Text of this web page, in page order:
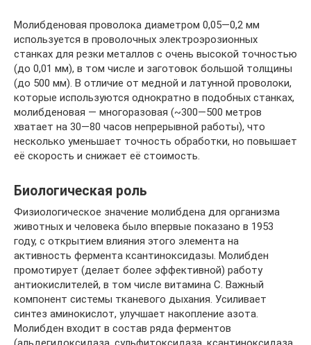
Молибденовая проволока диаметром 0,05—0,2 мм
используется в проволочных электроэрозионных
станках для резки металлов с очень высокой точностью
(до 0,01 мм), в том числе и заготовок большой толщины
(до 500 мм). В отличие от медной и латунной проволоки,
которые используются однократно в подобных станках,
молибденовая — многоразовая (~300—500 метров
хватает на 30—80 часов непрерывной работы), что
несколько уменьшает точность обработки, но повышает
её скорость и снижает её стоимость.
Биологическая роль
Физиологическое значение молибдена для организма
животных и человека было впервые показано в 1953
году, с открытием влияния этого элемента на
активность фермента ксантиноксидазы. Молибден
промотирует (делает более эффективной) работу
антиокислителей, в том числе витамина С. Важный
компонент системы тканевого дыхания. Усиливает
синтез аминокислот, улучшает накопление азота.
Молибден входит в состав ряда ферментов